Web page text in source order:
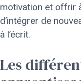
motivation et offrir
d’intégrer de
à l’écrit.
Les